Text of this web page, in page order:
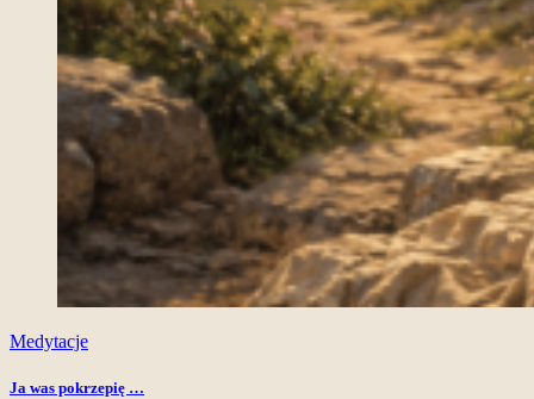
Medytacje
Ja was pokrzepię …